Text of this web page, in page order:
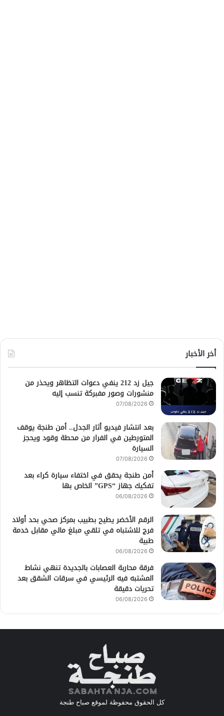
أخر الأخبار
جيل زد 212 ينفي دعوات التظاهر ويحذر من
منشورات وصور مفبركة تنسب إليه
07/08/2026
بعد انتشار فيديو أثار الجدل.. أمن طنجة يوقف
المتورطين في الفرار من محطة وقود ويحجز
السيارة
07/08/2026
أمن طنجة يحقق في اختفاء سيارة كراء بعد
تفكيك جهاز “GPS” الخاص بها
06/08/2026
الرقم الأخضر يطيح بطبيب بمركز صحي بحد أولاد
فرج للاشتباه في تلقي مبلغ مالي مقابل خدمة
طبية
06/08/2026
فرقة محاربة العصابات بالجديدة تنهي نشاط
المشتبه فيه الرئيسي في سرقات الشقق بعد
تحريات دقيقة
06/08/2026
كل الحقوق محفوظة لموقع صباح طنجة